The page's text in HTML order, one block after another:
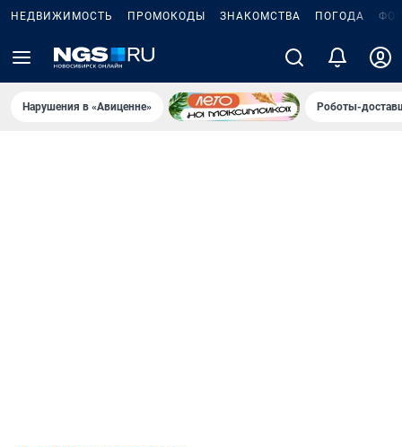
НЕДВИЖИМОСТЬ ПРОМОКОДЫ ЗНАКОМСТВА ПОГОДА
Нарушения в «Авиценне» Роботы-